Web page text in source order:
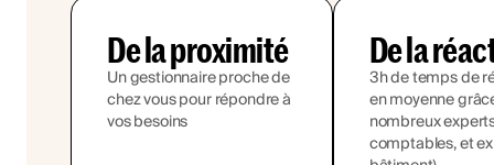
De la proximité
Un gestionnaire proche de
chez vous pour répondre à
vos besoins
De la
3h de temps de
en moyenne
nombreux
comptables, et